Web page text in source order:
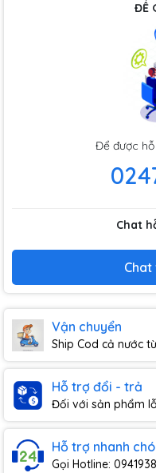
ĐỂ
Để được
Chat
Vận chuyển
Ship Cod cả nước
Hỗ trợ đổi - trả
Đối với sản phẩm
Hỗ trợ nhanh
Gọi Hotline: